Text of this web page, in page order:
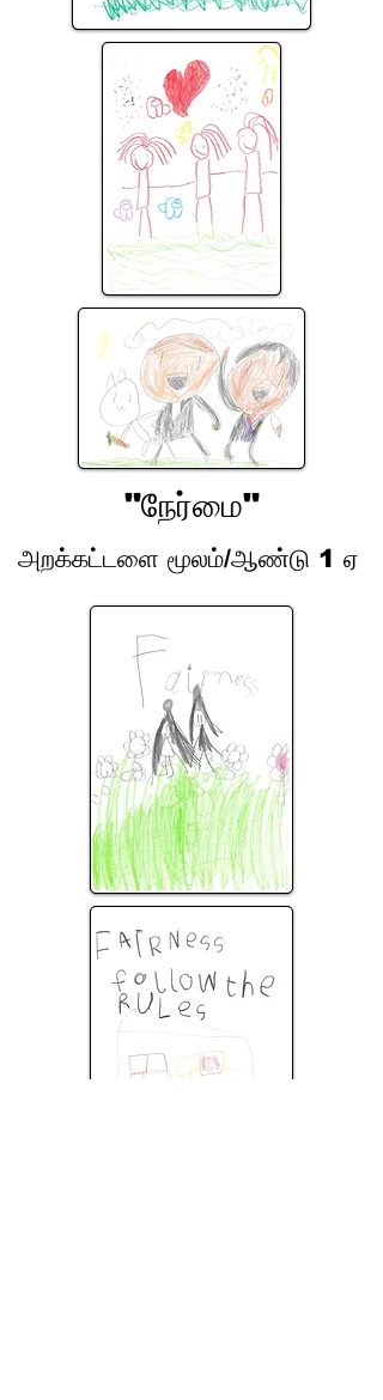
"நேர்மை"
அறக்கட்டளை மூலம்/ஆண்டு 1 ஏ